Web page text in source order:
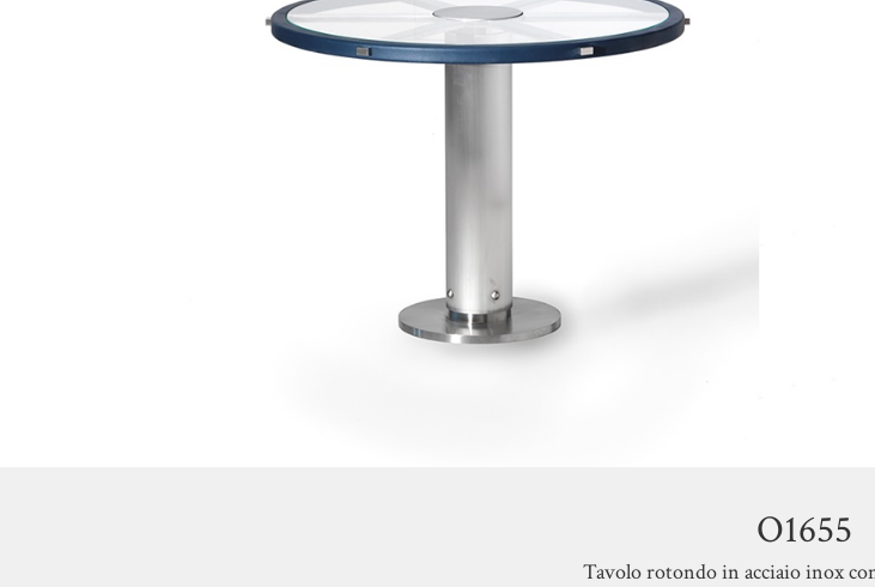
O1655
Tavolo rotondo in acciaio inox